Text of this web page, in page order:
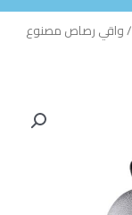
/ واقي رصاص مصنوع